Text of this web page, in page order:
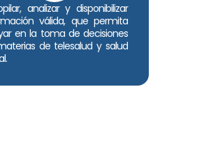
analizar y disponibilizar
válida, que permita
en la toma de decisiones
de telesalud y salud